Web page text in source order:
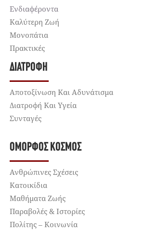
Ενδιαφέροντα
Καλύτερη Ζωή
Μονοπάτια
Πρακτικές
ΔΙΑΤΡΟΦΉ
Αποτοξίνωση Και Αδυνάτισμα
Διατροφή Και Υγεία
Συνταγές
ΌΜΟΡΦΟΣ ΚΌΣΜΟΣ
Ανθρώπινες Σχέσεις
Κατοικίδια
Μαθήματα Ζωής
Παραβολές & Ιστορίες
Πολίτης – Κοινωνία